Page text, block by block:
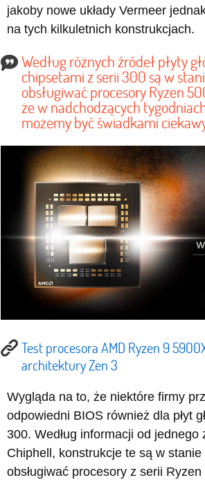
jakoby nowe układy Vermeer
na tych kilkuletnich konstrukcjach.
Według różnych źródeł płyty
chipsetami z serii 300 są w
obsługiwać procesory Ryzen
że w nadchodzących
możemy być świadkami
Test procesora AMD Ryzen 9
architektury Zen 3
Wygląda na to, że niektóre firmy
odpowiedni BIOS również dla płyt
300. Według informacji od jednego
Chiphell, konstrukcje te są w stanie
obsługiwać procesory z serii